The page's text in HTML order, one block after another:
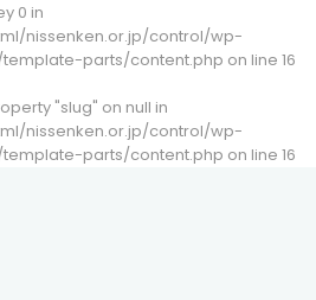
0 in
nissenken.or.jp/control/wp-
parts/content.php on line 16
"slug" on null in
nissenken.or.jp/control/wp-
parts/content.php on line 16